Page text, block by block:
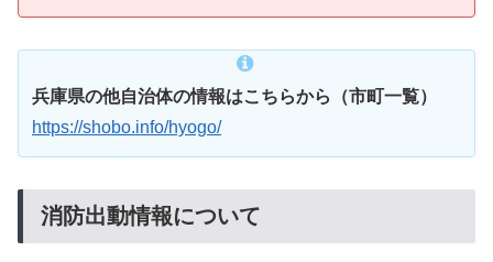
兵庫県の他自治体の情報はこちらから（市町一覧）
https://shobo.info/hyogo/
消防出動情報について